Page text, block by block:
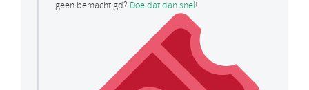
geen bemachtigd? Doe dat dan snel!